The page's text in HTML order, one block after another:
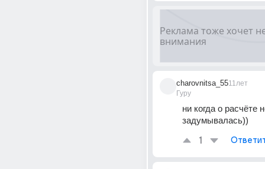
charovnitsa_55
Гуру
11лет
ни когда о расчёте
задумывалась))
1